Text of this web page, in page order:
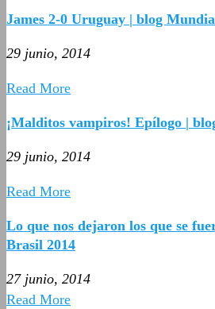
James 2-0 Uruguay | blog
29 junio, 2014
Read More
¡Malditos vampiros! Epílogo |
29 junio, 2014
Read More
Lo que nos dejaron los que se
Brasil 2014
27 junio, 2014
Read More